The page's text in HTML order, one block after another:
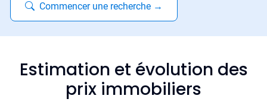
Commencer une recherche →
Estimation et évolution des
prix immobiliers